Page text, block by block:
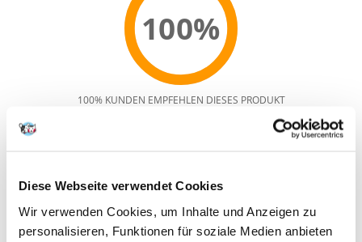
Diese Webseite verwendet Cookies
Wir verwenden Cookies, um Inhalte und Anzeigen zu
personalisieren, Funktionen für soziale Medien anbieten
100%
100% KUNDEN EMPFEHLEN DIESES PRODUKT
Produktbeschreibung
DOLINA NOTECI Premium Kleintiere mit Kalbfleisch, Tomaten und
Nudeln 0,185 kg